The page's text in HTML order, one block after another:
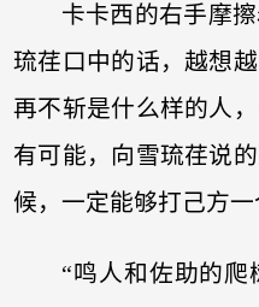
卡卡西的右手摩
琉荏口中的话，越想
再不斩是什么样的人
有可能，向雪琉荏说
候，一定能够打己方一
“鸣人和佐助的